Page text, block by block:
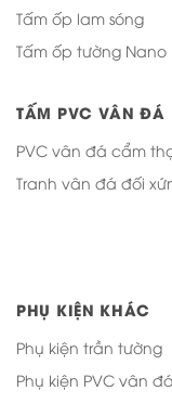
Tấm ốp lam sóng
Tấm ốp tường Nano
TẤM PVC VÂN ĐÁ
PVC vân đá cẩm
Tranh vân đá đối
PHỤ KIỆN KHÁC
Phụ kiện trần tường
Phụ kiện PVC vân đá